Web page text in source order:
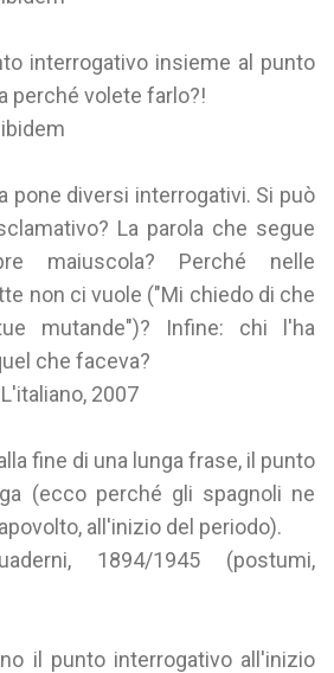
interrogativo insieme al punto
perché volete farlo?!
ibidem
pone diversi interrogativi. Si può
La parola che segue
maiuscola? Perché nelle
non ci vuole ("Mi chiedo di che
mutande")? Infine: chi l'ha
che faceva?
L'italiano, 2007
fine di una lunga frase, il punto
(ecco perché gli spagnoli ne
all'inizio del periodo).
1894/1945 (postumi,
il punto interrogativo all'inizio